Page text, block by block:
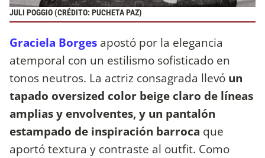
JULI POGGIO (CRÉDITO: PUCHETA PAZ)
Graciela Borges apostó por la elegancia
atemporal con un estilismo sofisticado en
tonos neutros. La actriz consagrada llevó un
tapado oversized color beige claro de líneas
amplias y envolventes, y un pantalón
estampado de inspiración barroca que
aportó textura y contraste al outfit. Como